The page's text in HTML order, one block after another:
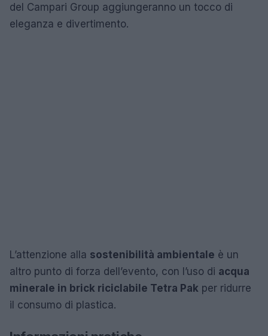
del Campari Group aggiungeranno un tocco di
eleganza e divertimento.
L’attenzione alla sostenibilità ambientale è un
altro punto di forza dell’evento, con l’uso di acqua
minerale in brick riciclabile Tetra Pak per ridurre
il consumo di plastica.